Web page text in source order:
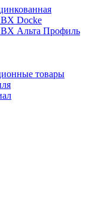
Docke
Альта Профиль
товары